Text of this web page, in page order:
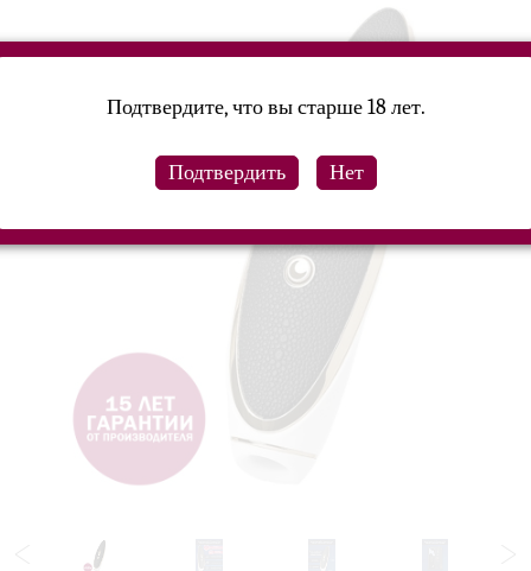
Подтвердите, что вы старше 18 лет.